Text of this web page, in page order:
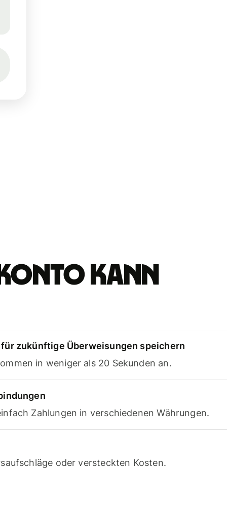
Konto kann
zukünftige Überweisungen speichern
in weniger als 20 Sekunden an.
Zahlungen in verschiedenen Währungen.
oder versteckten Kosten.